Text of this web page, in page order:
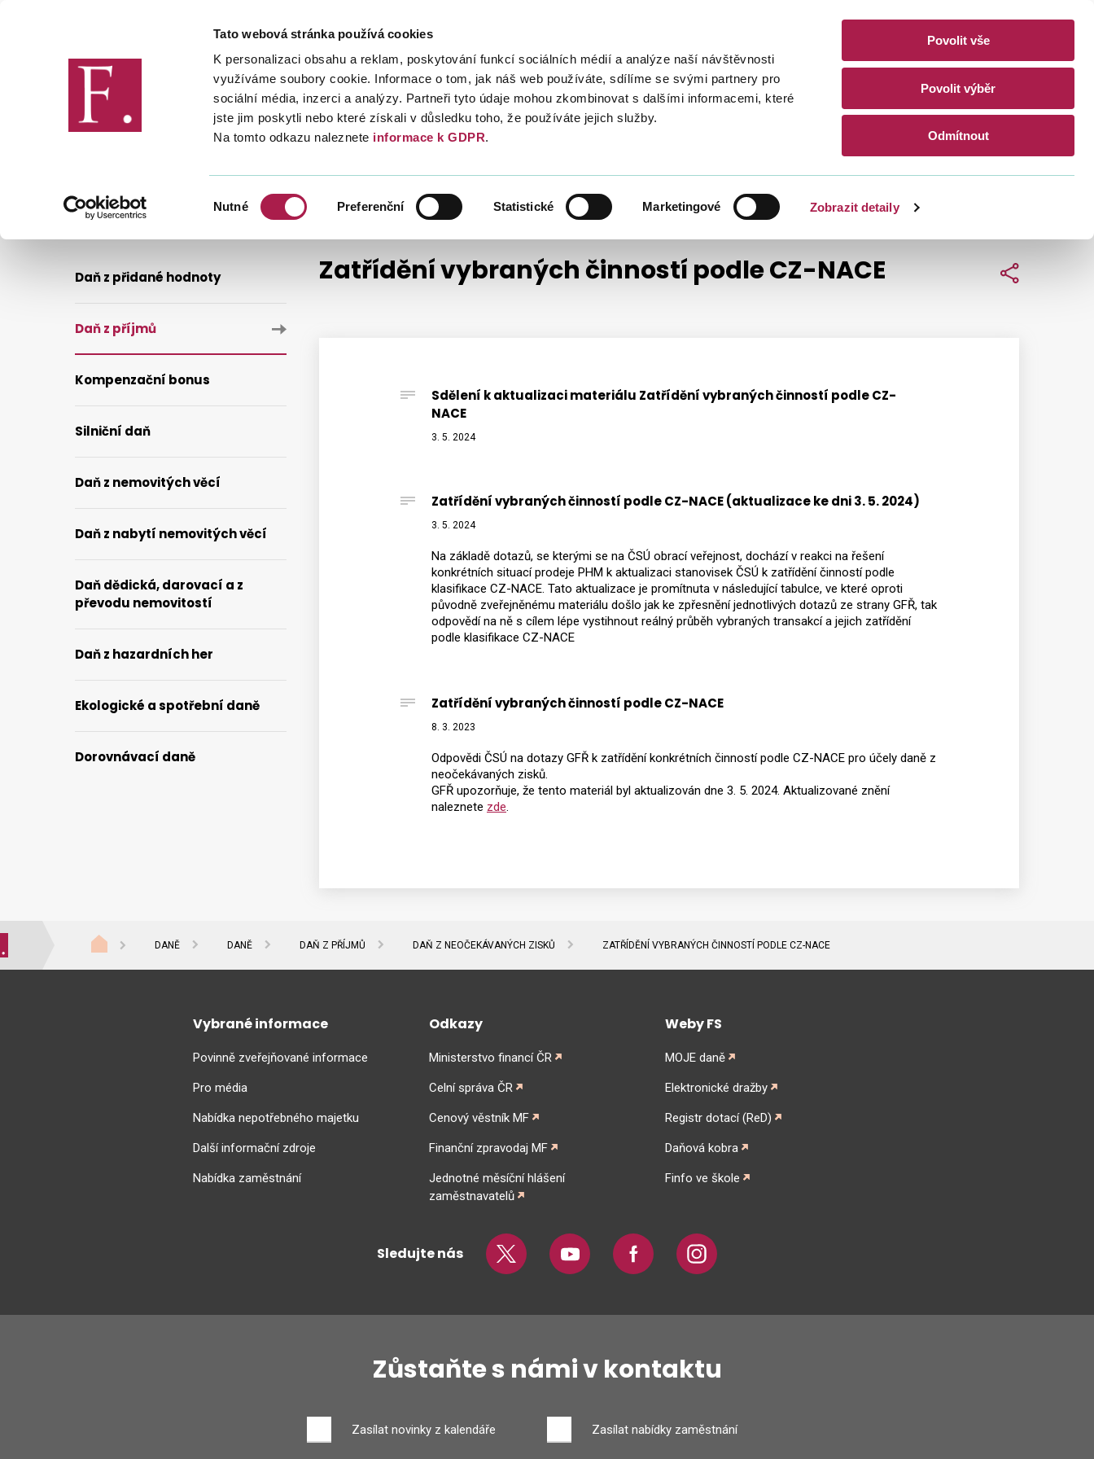
Tato webová stránka používá cookies
K personalizaci obsahu a reklam, poskytování funkcí sociálních médií a analýze naší návštěvnosti
využíváme soubory cookie. Informace o tom, jak náš web používáte, sdílíme se svými partnery pro
sociální média, inzerci a analýzy. Partneři tyto údaje mohou zkombinovat s dalšími informacemi, které
jste jim poskytli nebo které získali v důsledku toho, že používáte jejich služby.
Na tomto odkazu naleznete informace k GDPR.
Nutné Preferenční Statistické Marketingové Zobrazit detaily
Povolit vše
Povolit výběr
Odmítnout
Finanční správa Daně Mezinárodní spolupráce Kontakty CZ EN
Zatřídění vybraných činností podle CZ-NACE Sdílet
Sdělení k aktualizaci materiálu Zatřídění vybraných činností podle CZ-
NACE
3. 5. 2024
Zatřídění vybraných činností podle CZ-NACE (aktualizace ke dni 3. 5. 2024)
3. 5. 2024
Na základě dotazů, se kterými se na ČSÚ obrací veřejnost, dochází v reakci na řešení
konkrétních situací prodeje PHM k aktualizaci stanovisek ČSÚ k zatřídění činností podle
klasifikace CZ-NACE. Tato aktualizace je promítnuta v následující tabulce, ve které oproti
původně zveřejněnému materiálu došlo jak ke zpřesnění jednotlivých dotazů ze strany GFŘ, tak
odpovědí na ně s cílem lépe vystihnout reálný průběh vybraných transakcí a jejich zatřídění
podle klasifikace CZ-NACE
Zatřídění vybraných činností podle CZ-NACE
8. 3. 2023
Odpovědi ČSÚ na dotazy GFŘ k zatřídění konkrétních činností podle CZ-NACE pro účely daně z
neočekávaných zisků.
GFŘ upozorňuje, že tento materiál byl aktualizován dne 3. 5. 2024. Aktualizované znění
naleznete zde.
Daň z přidané hodnoty
Daň z příjmů
Kompenzační bonus
Silniční daň
Daň z nemovitých věcí
Daň z nabytí nemovitých věcí
Daň dědická, darovací a z
převodu nemovitostí
Daň z hazardních her
Ekologické a spotřební daně
Dorovnávací daně
DANĚ DANĚ DAŇ Z PŘÍJMŮ DAŇ Z NEOČEKÁVANÝCH ZISKŮ ZATŘÍDĚNÍ VYBRANÝCH ČINNOSTÍ PODLE CZ-NACE
Vybrané informace
Povinně zveřejňované informace
Pro média
Nabídka nepotřebného majetku
Další informační zdroje
Nabídka zaměstnání
Odkazy
Ministerstvo financí ČR
Celní správa ČR
Cenový věstník MF
Finanční zpravodaj MF
Jednotné měsíční hlášení
zaměstnavatelů
Weby FS
MOJE daně
Elektronické dražby
Registr dotací (ReD)
Daňová kobra
Finfo ve škole
Sledujte nás Twitter Youtube Facebook Instagram
Zůstaňte s námi v kontaktu
Zasílat novinky z kalendáře Zasílat nabídky zaměstnání